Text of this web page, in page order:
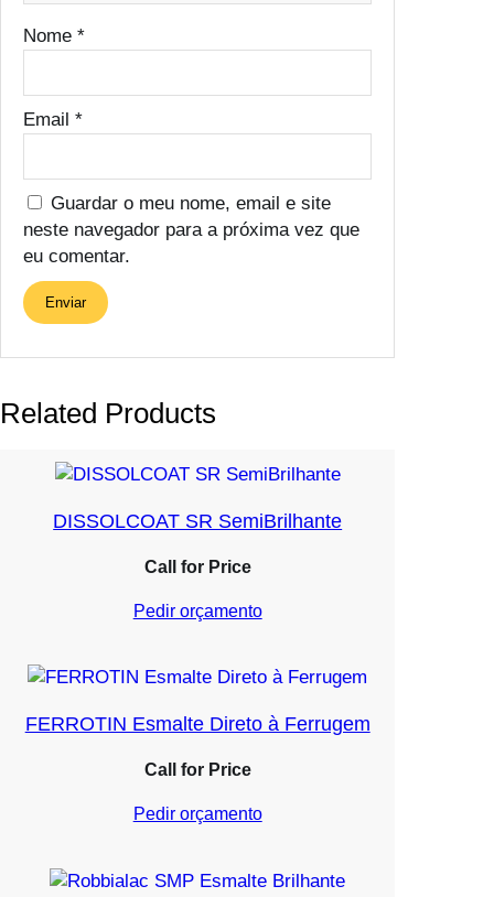
Nome *
Email *
Guardar o meu nome, email e site
neste navegador para a próxima vez que
eu comentar.
Related Products
DISSOLCOAT SR SemiBrilhante
Call for Price
Pedir orçamento
FERROTIN Esmalte Direto à Ferrugem
Call for Price
Pedir orçamento